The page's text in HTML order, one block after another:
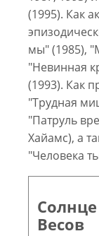
(1995). Как
мы" (1985),
"Невинная
(1993). Как
"Трудная
"Патруль
Хайамс), а
"Человека
Солнце
Весов